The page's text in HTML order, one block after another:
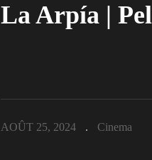
La Arpía |
AOÛT 25, 2024 Cinema